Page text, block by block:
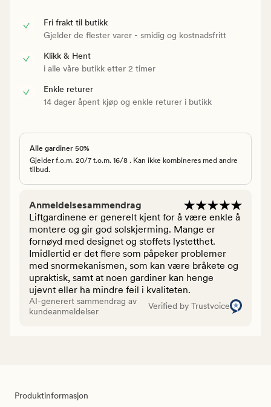
Fri frakt til butikk
Gjelder de flester varer - smidig og kostnadsfritt
Klikk & Hent
i alle våre butikk etter 2 timer
Enkle returer
14 dager åpent kjøp og enkle returer i butikk
Alle gardiner 50%
Gjelder f.o.m. 20/7 t.o.m. 16/8 . Kan ikke kombineres med andre
tilbud.
Anmeldelsesammendrag
Liftgardinene er generelt kjent for å være enkle å
montere og gir god solskjerming. Mange er
fornøyd med designet og stoffets lystetthet.
Imidlertid er det flere som påpeker problemer
med snormekanismen, som kan være bråkete og
upraktisk, samt at noen gardiner kan henge
ujevnt eller ha mindre feil i kvaliteten.
AI-generert sammendrag av
kundeanmeldelser
Verified by Trustvoice
Produktinformasjon